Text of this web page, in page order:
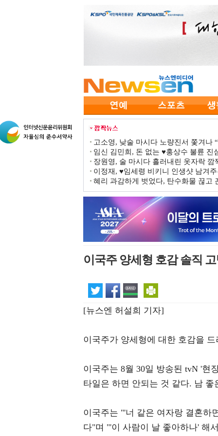
고소영, 낮술 마시다 노량진서 쫓겨나
임신 김민희, 돈 없는 ♥홍상수 불륜
장원영, 술 마시다 흘러내린 옷자락
이정재, ♥임세령 비키니 인생샷 남겨
혜리 과감하게 벗었다, 탄수화물 끊고
이국주 양세형 호감 솔직
[뉴스엔 허설희 기자]
이국주가 양세형에 대한 호감을 드
이국주는 8월 30일 방송된 tvN '현
타일은 하면 안되는 것 같다. 남
이국주는 "'너 같은 여자랑 결혼하
다"며 "'이 사람이 날 좋아하나' 해